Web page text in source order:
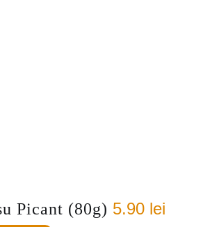
Picant (80g) 5.90 lei